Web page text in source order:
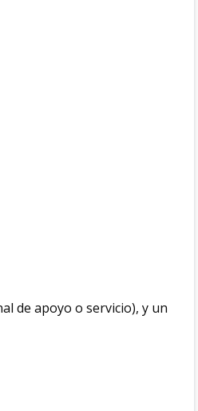
de apoyo o servicio), y un